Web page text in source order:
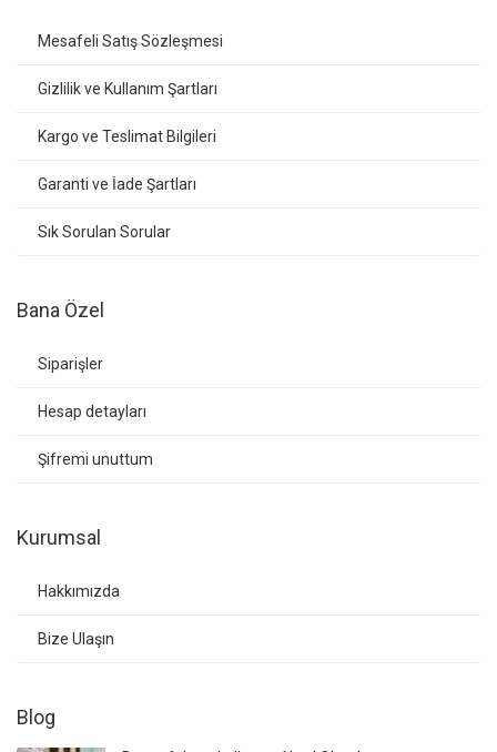
Mesafeli Satış Sözleşmesi
Gizlilik ve Kullanım Şartları
Kargo ve Teslimat Bilgileri
Garanti ve İade Şartları
Sık Sorulan Sorular
Bana Özel
Siparişler
Hesap detayları
Şifremi unuttum
Kurumsal
Hakkımızda
Bize Ulaşın
Blog